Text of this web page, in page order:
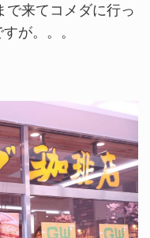
で来てコメダに行っ
が。。。